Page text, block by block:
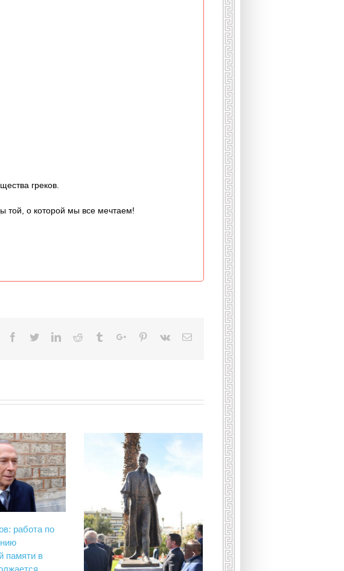
греков.
той, о которой мы все мечтаем!
Facebook
TwitterLinkedinReddit TumblrGoogle+Pinterest
Vk Email
работа по
памяти в
Умерла принцесса
Греческая и Датская Ирина
16 января, 2026